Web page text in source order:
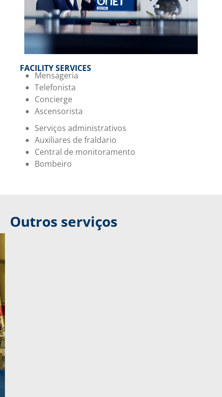
FACILITY SERVICES
Mensageria
Telefonista
Concierge
Ascensorista
Serviços administrativos
Auxiliares de fraldario
Central de monitoramento
Bombeiro
Outros serviços